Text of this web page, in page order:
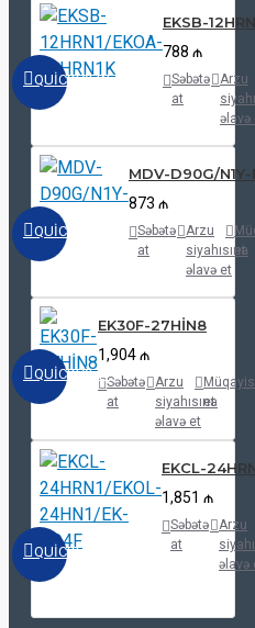
QUICKVIEW
EKSB-
788 ₼
Səbətə
at
Arzu
əlavə
QUICKVIEW
MDV-D90G/N1Y-
873 ₼
Səbətə
at
Arzu
siyahısına
əlavə et
et
QUICKVIEW
EK30F-27HİN8
1,904 ₼
Səbətə
at
Arzu
siyahısına
əlavə et
et
QUICKVIEW
EKCL-
1,851 ₼
Səbətə
at
Arzu
əlavə